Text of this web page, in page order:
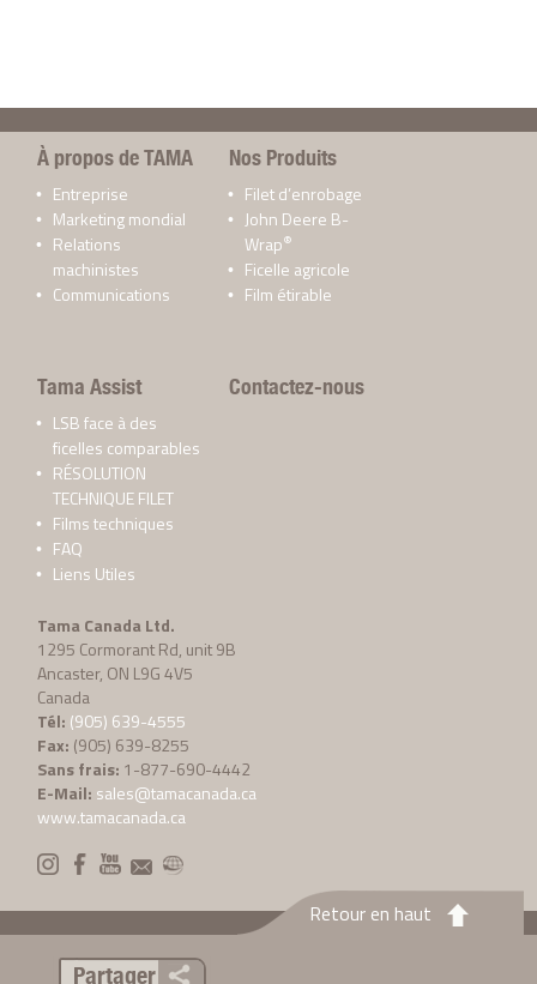
À propos de TAMA
Entreprise
Marketing mondial
Relations
machinistes
Communications
Nos Produits
Filet d’enrobage
John Deere B-
Wrap®
Ficelle agricole
Film étirable
Tama Assist
LSB face à des
ficelles comparables
RÉSOLUTION
TECHNIQUE FILET
Films techniques
FAQ
Liens Utiles
Contactez-nous
Tama Canada Ltd.
1295 Cormorant Rd, unit 9B
Ancaster, ON L9G 4V5
Canada
Tél: (905) 639-4555
Fax: (905) 639-8255
Sans frais: 1-877-690-4442
E-Mail: sales@tamacanada.ca
www.tamacanada.ca
Retour en haut
Partager